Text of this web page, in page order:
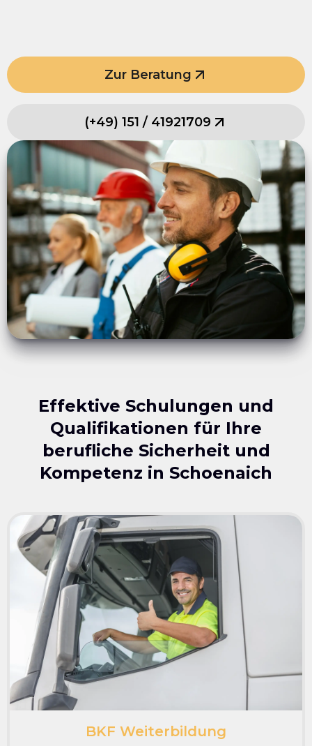
Zur Beratung
(+49) 151 / 41921709
Effektive Schulungen und
Qualifikationen für Ihre
berufliche Sicherheit und
Kompetenz in Schoenaich
BKF Weiterbildung